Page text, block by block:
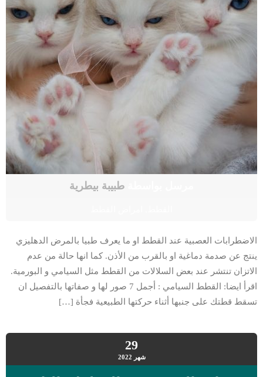
طبيبة بيطرية
الاضطرابات العصبية عند القطط او ما يعرف طبيا بالمرض الدهليزي
ينتج عن صدمة دماغية او بالقرب من الأذن. كما انها حالة من عدم
الاتزان تنتشر عند بعض السلالات من القطط مثل السيامي و البورمية.
اقرأ ايضا: القطط السيامي : أجمل 7 صور لها و صفاتها بالتفصيل ان
تسقط قطتك على جنبها أثناء حركتها الطبيعية فجأة […]
29
شهر 2022